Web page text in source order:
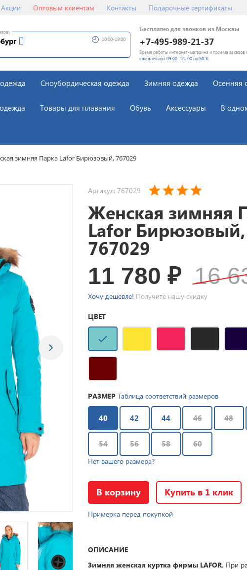
Акции Оптовым клиентам Контакты Подарочные сертификаты
10:00-19:00
Бесплатно для звонков из Москвы
+7-495-989-21-37
Время работы интернет-магазина и приема заказов
ежедневно с 09:00 - 21:00 по МСК
Сноубордическая одежда Зимняя одежда Осенняя
Товары для плавания Обувь Аксессуары В
зимняя Парка Lafor Бирюзовый, 767029
Артикул: 767029
Женская зимняя
Lafor Бирюзовый,
767029
11 780₽ 16
Хочу дешевле! Получите нашу скидку
ЦВЕТ
РАЗМЕР Таблица соответствий размеров
40 42 44 46 48
54 56 58 60
Нет вашего размера?
В корзину Купить в 1 клик
Примерка перед покупкой
ОПИСАНИЕ
Зимняя женская куртка фирмы LAFOR. При